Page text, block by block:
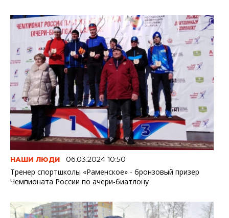
НАШИ ЛЮДИ 06.03.2024 10:50
Тренер спортшколы «Раменское» - бронзовый призер
Чемпионата России по ачери-биатлону